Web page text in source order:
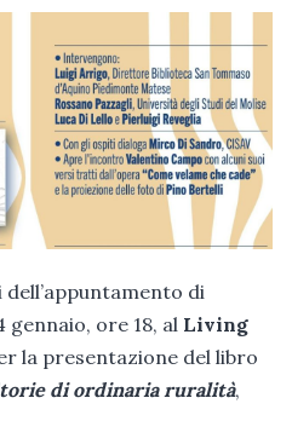
di
gennaio, ore 18, al Living
la presentazione del libro
di ordinaria ruralità,